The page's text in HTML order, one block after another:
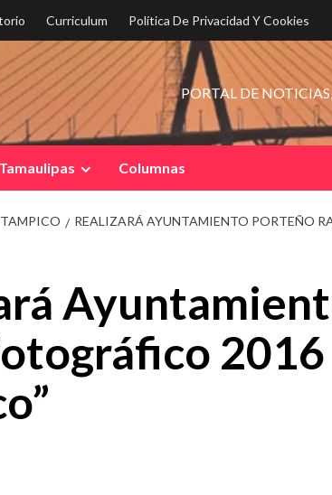
Curriculum Política De Privacidad Y Cookies
PORTAL DE
Tamaulipas Columnas
TAMPICO REALIZARÁ AYUNTAMIENTO PORTEÑO
2016